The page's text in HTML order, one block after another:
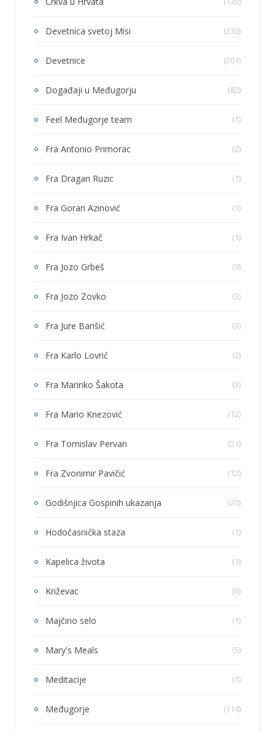
Devetnica svetoj Misi (230)
Devetnice (201)
Događaji u Međugorju (82)
Feel Međugorje team (1)
Fra Antonio Primorac (2)
Fra Dragan Ruzic (1)
Fra Goran Azinović (1)
Fra Ivan Hrkač (1)
Fra Jozo Grbeš (9)
Fra Jozo Zovko (3)
Fra Jure Barišić (3)
Fra Karlo Lovrić (2)
Fra Marinko Šakota (3)
Fra Mario Knezović (12)
Fra Tomislav Pervan (21)
Fra Zvonimir Pavičić (12)
Godišnjica Gospinih ukazanja (20)
Hodočasnička staza (1)
Kapelica života (1)
Križevac (6)
Majčino selo (1)
Mary's Meals (5)
Meditacije (1)
Međugorje (114)